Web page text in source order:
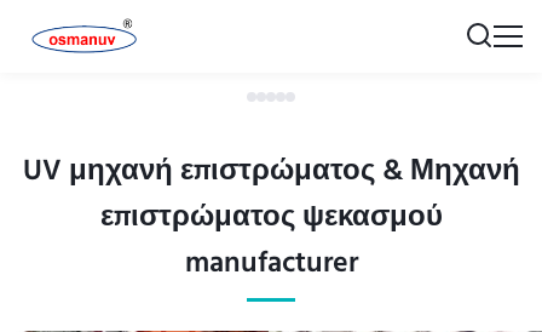
UV μηχανή επιστρώματος & Μηχανή
επιστρώματος ψεκασμού
manufacturer